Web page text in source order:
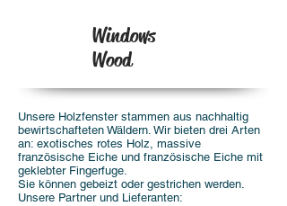
Windows
Wood
Unsere Holzfenster stammen aus nachhaltig
bewirtschafteten Wäldern. Wir bieten drei Arten
an: exotisches rotes Holz, massive
französische Eiche und französische Eiche mit
geklebter Fingerfuge.
Sie können gebeizt oder gestrichen werden.
Unsere Partner und Lieferanten: